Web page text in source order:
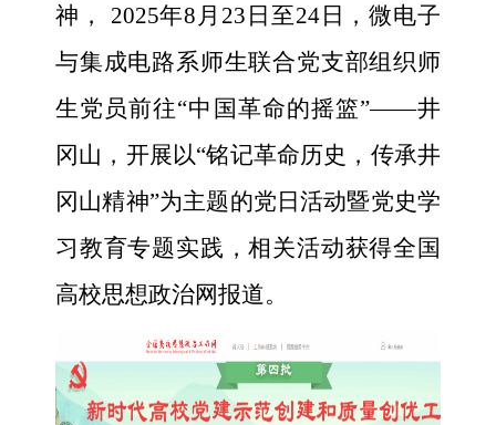
神， 2025年8月23日至24日，微电子
与集成电路系师生联合党支部组织师
生党员前往“中国革命的摇篮”——井
冈山，开展以“铭记革命历史，传承井
冈山精神”为主题的党日活动暨党史学
习教育专题实践，相关活动获得全国
高校思想政治网报道。